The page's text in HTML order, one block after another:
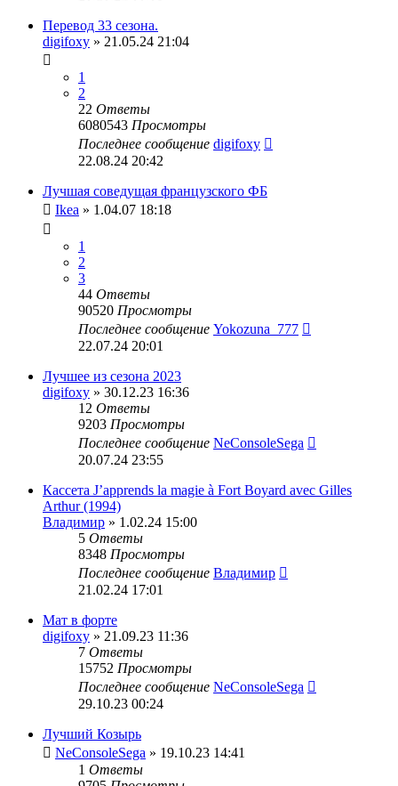
Перевод 33 сезона.
digifoxy » 21.05.24 21:04
1
2
22 Ответы
6080543 Просмотры
Последнее сообщение digifoxy
22.08.24 20:42
Лучшая соведущая французского ФБ
Ikea » 1.04.07 18:18
1
2
3
44 Ответы
90520 Просмотры
Последнее сообщение Yokozuna_777
22.07.24 20:01
Лучшее из сезона 2023
digifoxy » 30.12.23 16:36
12 Ответы
9203 Просмотры
Последнее сообщение NeConsoleSega
20.07.24 23:55
Кассета J’apprends la magie à Fort Boyard avec Gilles
Arthur (1994)
Владимир » 1.02.24 15:00
5 Ответы
8348 Просмотры
Последнее сообщение Владимир
21.02.24 17:01
Мат в форте
digifoxy » 21.09.23 11:36
7 Ответы
15752 Просмотры
Последнее сообщение NeConsoleSega
29.10.23 00:24
Лучший Козырь
NeConsoleSega » 19.10.23 14:41
1 Ответы